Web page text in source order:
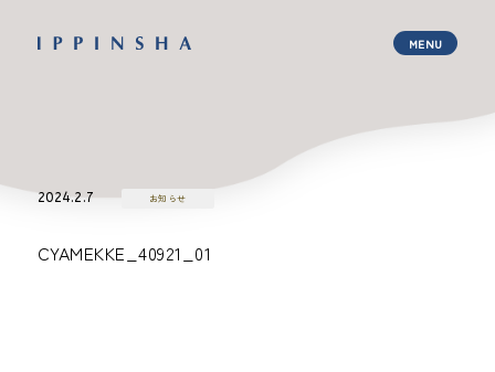
2024.2.7 お知らせ
CYAMEKKE_40921_01